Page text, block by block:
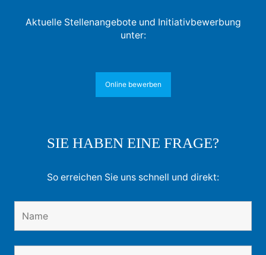
Aktuelle Stellenangebote und Initiativbewerbung
unter:
Online bewerben
SIE HABEN EINE FRAGE?
So erreichen Sie uns schnell und direkt: